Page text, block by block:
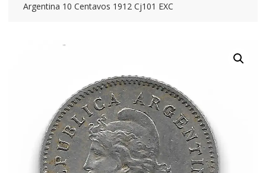
Argentina 10 Centavos 1912 Cj101 EXC